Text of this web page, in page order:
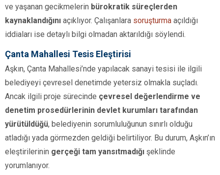
ve yaşanan gecikmelerin bürokratik süreçlerden
kaynaklandığını açıklıyor. Çalışanlara soruşturma açıldığı
iddiaları ise detaylı bilgi olmadan aktarıldığı söylendi.
Çanta Mahallesi Tesis Eleştirisi
Aşkın, Çanta Mahallesi’nde yapılacak sanayi tesisi ile ilgili
belediyeyi çevresel denetimde yetersiz olmakla suçladı.
Ancak ilgili proje sürecinde çevresel değerlendirme ve
denetim prosedürlerinin devlet kurumları tarafından
yürütüldüğü, belediyenin sorumluluğunun sınırlı olduğu
atladığı yada görmezden geldiği belirtiliyor. Bu durum, Aşkın’ın
eleştirilerinin gerçeği tam yansıtmadığı şeklinde
yorumlanıyor.